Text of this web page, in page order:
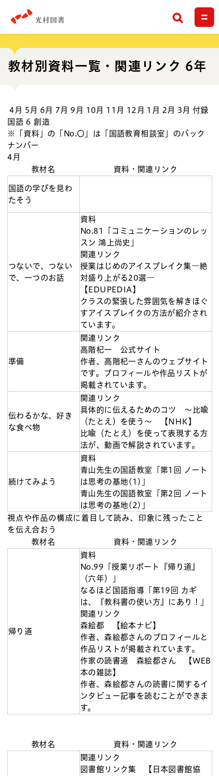
検索
教材別資料一覧・関連リンク 6年
4月 5月 6月 7月 9月 10月 11月 12月 1月 2月 3月
付録
国語 6 創造
※「資料」の「No.〇」は「国語教育相談室」のバック
ナンバー
4月
教材名
資料・関連リンク
国語の学びを見わ
たそう
つないで、つない
で、一つのお話
資料
No.81「コミュニケーションのレッ
スン 鴻上尚史」
関連リンク
授業はじめのアイスブレイク集―絶
対盛り上がる20選―
【EDUPEDIA】
クラスの緊張した雰囲気を解きほぐ
すアイスブレイクの方法が紹介され
ています。
準備
関連リンク
高階杞一 公式サイト
作者、高階杞一さんのウェブサイト
です。プロフィールや作品リストが
掲載されています。
伝わるかな、好き
な食べ物
関連リンク
具体的に伝えるためのコツ ～比喩
（たとえ）を使う～ 【NHK】
比喩（たとえ）を使って表現する方
法が、動画で解説されています。
続けてみよう
資料
青山先生の国語教室「第1回 ノート
は思考の基地(1)」
青山先生の国語教室「第2回 ノート
は思考の基地(2)」
視点や作品の構成に着目して読み、印象に残ったこと
を伝え合おう
教材名
資料・関連リンク
帰り道
資料
No.99「授業リポート『帰り道』
（六年）」
なるほど国語指導「第19回 カギ
は、『教科書の使い方』にあり！」
関連リンク
森絵都 【絵本ナビ】
作者、森絵都さんのプロフィールと
作品リストが掲載されています。
作家の読書道 森絵都さん 【WEB
本の雑誌】
作者、森絵都さんの読書に関するイ
ンタビュー記事を読むことができま
す。
教材名 資料・関連リンク
関連リンク
図書館リンク集 【日本図書館協